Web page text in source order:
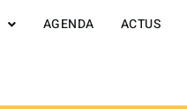
AGENDA ACTUS